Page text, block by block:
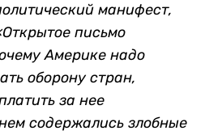
манифест,
письмо
Америке надо
оборону стран,
за нее
содержались злобные